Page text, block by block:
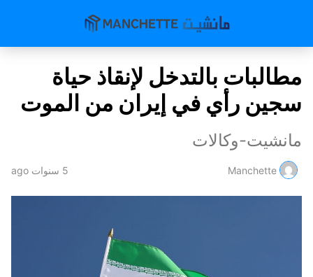
مطالبات بالتدخل لإنقاذ حياة
سجين رأي في إيران من الموت
مانشيت-وكالات
Manchette 5 سنوات ago